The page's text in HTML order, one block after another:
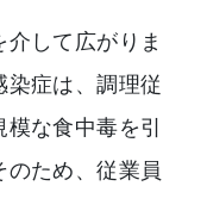
して広がりま
症は、調理従
な食中毒を引
のため、従業員